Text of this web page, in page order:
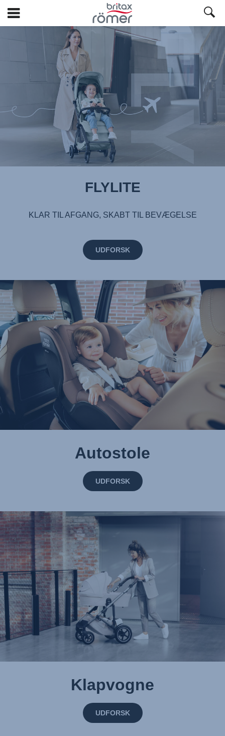
Spring
hovedindhold
FLYLITE
KLAR TIL AFGANG, SKABT TIL BEVÆGELSE
UDFORSK
Autostole
UDFORSK
Klapvogne
UDFORSK